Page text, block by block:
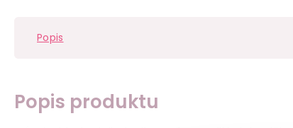
Popis
Popis produktu